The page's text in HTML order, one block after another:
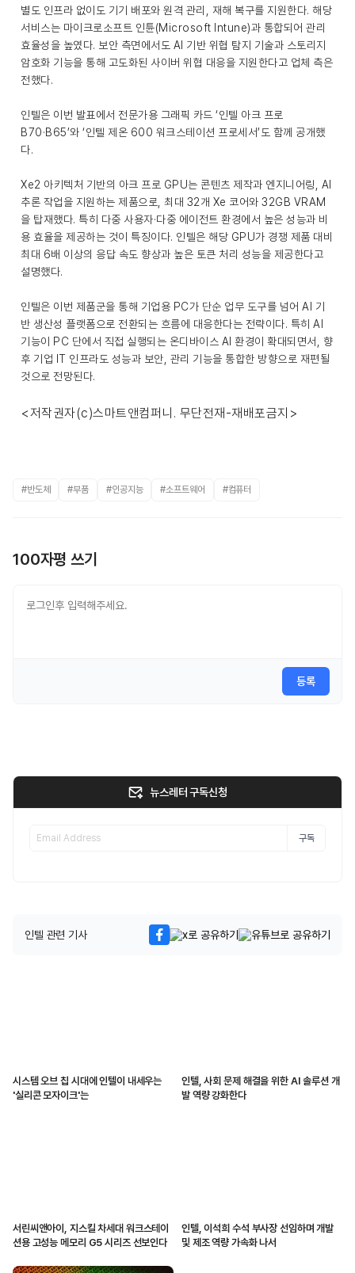
별도 인프라 없이도 기기 배포와 원격 관리, 재해 복구를 지원한다. 해당
서비스는 마이크로소프트 인튠(Microsoft Intune)과 통합되어 관리
효율성을 높였다. 보안 측면에서도 AI 기반 위협 탐지 기술과 스토리지
암호화 기능을 통해 고도화된 사이버 위협 대응을 지원한다고 업체 측은
전했다.
인텔은 이번 발표에서 전문가용 그래픽 카드 ‘인텔 아크 프로
B70·B65’와 ‘인텔 제온 600 워크스테이션 프로세서’도 함께 공개했
다.
Xe2 아키텍처 기반의 아크 프로 GPU는 콘텐츠 제작과 엔지니어링, AI
추론 작업을 지원하는 제품으로, 최대 32개 Xe 코어와 32GB VRAM
을 탑재했다. 특히 다중 사용자·다중 에이전트 환경에서 높은 성능과 비
용 효율을 제공하는 것이 특징이다. 인텔은 해당 GPU가 경쟁 제품 대비
최대 6배 이상의 응답 속도 향상과 높은 토큰 처리 성능을 제공한다고
설명했다.
인텔은 이번 제품군을 통해 기업용 PC가 단순 업무 도구를 넘어 AI 기
반 생산성 플랫폼으로 전환되는 흐름에 대응한다는 전략이다. 특히 AI
기능이 PC 단에서 직접 실행되는 온디바이스 AI 환경이 확대되면서, 향
후 기업 IT 인프라도 성능과 보안, 관리 기능을 통합한 방향으로 재편될
것으로 전망된다.
<저작권자(c)스마트앤컴퍼니. 무단전재-재배포금지>
#반도체 #부품 #인공지능 #소프트웨어 #컴퓨터
100자평 쓰기
등록
뉴스레터 구독신청
구독
인텔 관련 기사
시스템 오브 칩 시대에 인텔이 내세우는
'실리콘 모자이크'는
인텔, 사회 문제 해결을 위한 AI 솔루션 개
발 역량 강화한다
서린씨앤아이, 지스킬 차세대 워크스테이
션용 고성능 메모리 G5 시리즈 선보인다
인텔, 이석희 수석 부사장 선임하며 개발
및 제조 역량 가속화 나서